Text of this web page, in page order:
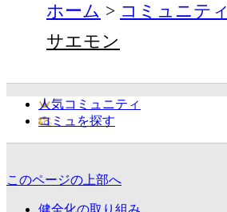
ホーム コミュニティ
サエモン
人気コミュニティ
コミュを探す
このページの上部へ
健全化の取り組み